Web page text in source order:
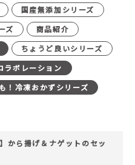
国産無添加シリーズ
ズ
商品紹介
ちょうど良いシリーズ
ラボレーション
！冷凍おかずシリーズ
から揚げ＆ナゲットのセッ